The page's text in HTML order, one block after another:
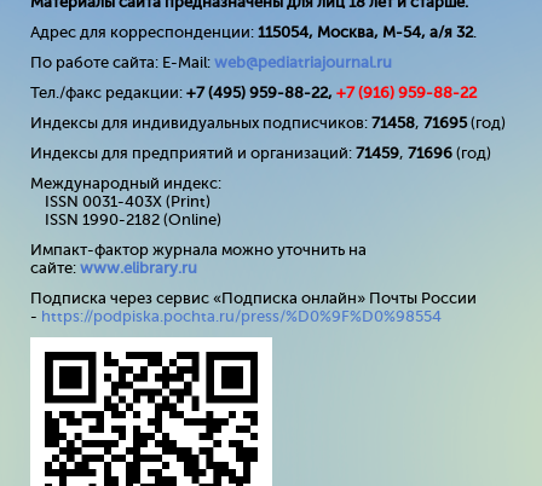
Адрес для корреспонденции: 115054, Москва, М-54, а/я 32.
По работе сайта: E-Mail: web@pediatriajournal.ru
Тел./факс редакции: +7 (495) 959-88-22, +7 (916) 959-88-22
Индексы для индивидуальных подписчиков: 71458, 71695(год)
Индексы для предприятий и организаций: 71459, 71696 (год)
Международный индекс:
ISSN 0031-403X (Print)
ISSN 1990-2182 (Online)
Импакт-фактор журнала можно уточнить на
сайте: www.elibrary.ru
Подписка через сервис «Подписка онлайн» Почты России
- https://podpiska.pochta.ru/press/%D0%9F%D0%98554